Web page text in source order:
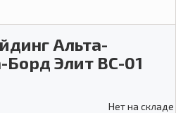
Альта-
Борд Элит ВС-01
Нет на складе